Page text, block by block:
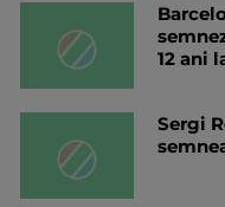
12 ani
Sergi